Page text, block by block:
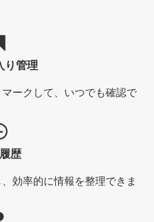
り管理
ークして、いつでも確認で
歴
効率的に情報を整理できま